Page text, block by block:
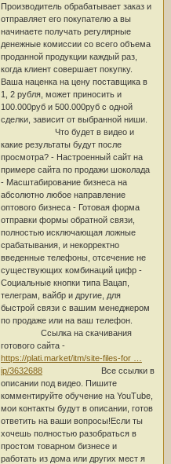
Производитель обрабатывает заказ и
отправляет его покупателю а вы
начинаете получать регулярные
денежные комиссии со всего объема
проданной продукции каждый раз,
когда клиент совершает покупку.
Ваша наценка на цену поставщика в
1, 2 рубля, может приносить и
100.000руб и 500.000руб с одной
сделки, зависит от выбранной ниши.
Что будет в видео и
какие результаты будут после
просмотра? - Настроенный сайт на
примере сайта по продажи шоколада
- Масштабирование бизнеса на
абсолютно любое направление
оптового бизнеса - Готовая форма
отправки формы обратной связи,
полностью исключающая ложные
срабатывания, и некорректно
введенные телефоны, отсечение не
существующих комбинаций цифр -
Социальные кнопки типа Вацап,
телеграм, вайбр и другие, для
быстрой связи с вашим менеджером
по продаже или на ваш телефон.
Ссылка на скачивания
готового сайта -
https://plati.market/itm/site-files-for …
ip/3632688Все ссылки в
описании под видео. Пишите
комментируйте обучение на YouTube,
мои контакты будут в описании, готов
ответить на ваши вопросы!Если ты
хочешь полностью разобраться в
простом товарном бизнесе и
работать из дома или других мест я